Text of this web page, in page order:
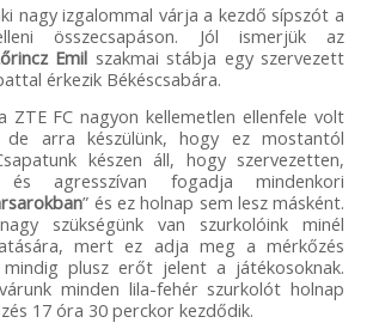
nagy izgalommal várja a kezdő sípszót a
összecsapáson. Jól ismerjük az
Emil szakmai stábja egy szervezett
érkezik Békéscsabára.
ZTE FC nagyon kellemetlen ellenfele volt
de arra készülünk, hogy ez mostantól
készen áll, hogy szervezetten,
és agresszívan fogadja mindenkori
” és ez holnap sem lesz másként.
szükségünk van szurkolóink minél
mert ez adja meg a mérkőzés
plusz erőt jelent a játékosoknak.
minden lila-fehér szurkolót holnap
17 óra 30 perckor kezdődik.